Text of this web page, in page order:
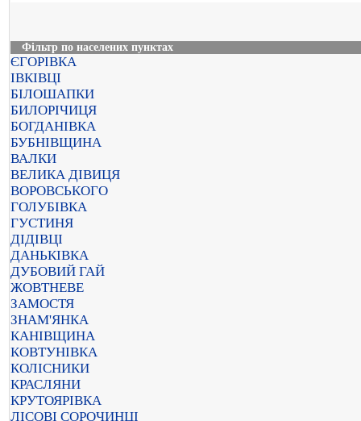
Фільтр по населених пунктах
ЄГОРІВКА
ІВКІВЦІ
БІЛОШАПКИ
БИЛОРІЧИЦЯ
БОГДАНІВКА
БУБНІВЩИНА
ВАЛКИ
ВЕЛИКА ДІВИЦЯ
ВОРОВСЬКОГО
ГОЛУБІВКА
ГУСТИНЯ
ДІДІВЦІ
ДАНЬКІВКА
ДУБОВИЙ ГАЙ
ЖОВТНЕВЕ
ЗАМОСТЯ
ЗНАМ'ЯНКА
КАНІВЩИНА
КОВТУНІВКА
КОЛІСНИКИ
КРАСЛЯНИ
КРУТОЯРІВКА
ЛІСОВІ СОРОЧИНЦІ